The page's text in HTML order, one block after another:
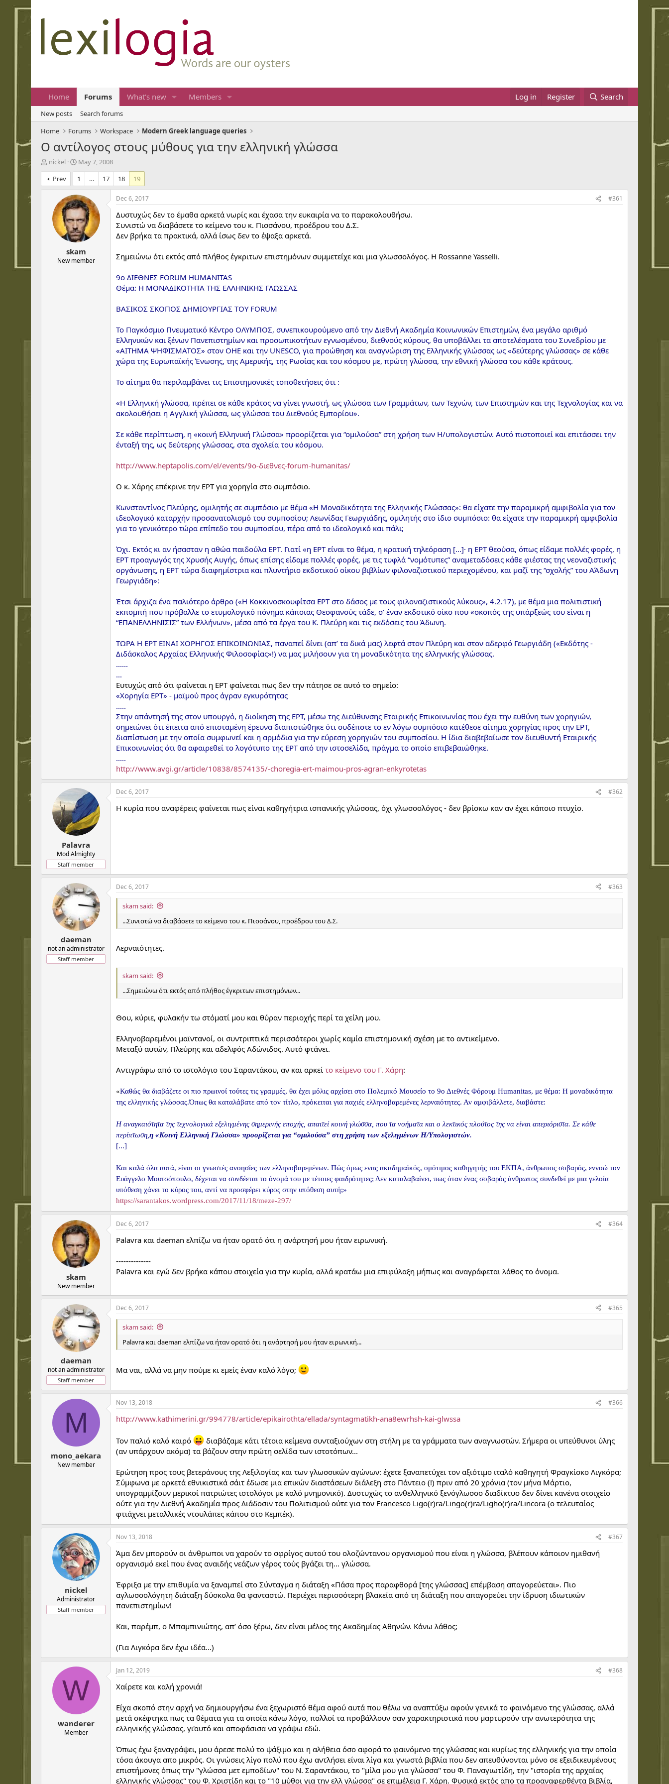
Home Forums What's new Members Log in Register Search
New posts
Search forums
Home
Forums Workspace Modern Greek language queries
Ο αντίλογος στους μύθους για την ελληνική γλώσσα
T
h
r
e
nickel
S
t
a
r
t
d
a
t
e
May 7, 2008
Prev
1 … 17 18 19
skam
New member
Dec 6, 2017 #361
Δυστυχώς δεν το έμαθα αρκετά νωρίς και έχασα την ευκαιρία να το παρακολουθήσω.
Συνιστώ να διαβάσετε το κείμενο του κ. Πισσάνου, προέδρου του Δ.Σ.
Δεν βρήκα τα πρακτικά, αλλά ίσως δεν το έψαξα αρκετά.
Σημειώνω ότι εκτός από πλήθος έγκριτων επιστημόνων συμμετείχε και μια γλωσσολόγος. Η Rossanne Yasselli.
9ο ΔΙΕΘΝΕΣ FORUM HUMANITAS
Θέμα: Η ΜΟΝΑΔΙΚΟΤΗΤΑ ΤΗΣ ΕΛΛΗΝΙΚΗΣ ΓΛΩΣΣΑΣ
ΒΑΣΙΚΟΣ ΣΚΟΠΟΣ ΔΗΜΙΟΥΡΓΙΑΣ ΤΟΥ FORUM
Το Παγκόσμιο Πνευματικό Κέντρο ΟΛΥΜΠΟΣ, συνεπικουρούμενο από την Διεθνή Ακαδημία Κοινωνικών Επιστημών, ένα μεγάλο αριθμό
Ελληνικών και ξένων Πανεπιστημίων και προσωπικοτήτων εγνωσμένου, διεθνούς κύρους, θα υποβάλλει τα αποτελέσματα του Συνεδρίου με
«ΑΙΤΗΜΑ ΨΗΦΙΣΜΑΤΟΣ» στον ΟΗΕ και την UNESCO, για προώθηση και αναγνώριση της Ελληνικής γλώσσας ως «δεύτερης γλώσσας» σε κάθε
χώρα της Ευρωπαϊκής Ένωσης, της Αμερικής, της Ρωσίας και του κόσμου με, πρώτη γλώσσα, την εθνική γλώσσα του κάθε κράτους.
Το αίτημα θα περιλαμβάνει τις Επιστημονικές τοποθετήσεις ότι :
«Η Ελληνική γλώσσα, πρέπει σε κάθε κράτος να γίνει γνωστή, ως γλώσσα των Γραμμάτων, των Τεχνών, των Επιστημών και της Τεχνολογίας και να
ακολουθήσει η Αγγλική γλώσσα, ως γλώσσα του Διεθνούς Εμπορίου».
Σε κάθε περίπτωση, η «κοινή Ελληνική Γλώσσα» προορίζεται για “ομιλούσα” στη χρήση των Η/υπολογιστών. Αυτό πιστοποιεί και επιτάσσει την
ένταξή της, ως δεύτερης γλώσσας, στα σχολεία του κόσμου.
http://www.heptapolis.com/el/events/9ο-διεθνες-forum-humanitas/
Ο κ. Χάρης επέκρινε την ΕΡΤ για χορηγία στο συμπόσιο.
Κωνσταντίνος Πλεύρης, ομιλητής σε συμπόσιο με θέμα «Η Μοναδικότητα της Ελληνικής Γλώσσας»: θα είχατε την παραμικρή αμφιβολία για τον
ιδεολογικό καταρχήν προσανατολισμό του συμποσίου; Λεωνίδας Γεωργιάδης, ομιλητής στο ίδιο συμπόσιο: θα είχατε την παραμικρή αμφιβολία
για το γενικότερο τώρα επίπεδο του συμποσίου, πέρα από το ιδεολογικό και πάλι;
Όχι. Εκτός κι αν ήσασταν η αθώα παιδούλα ΕΡΤ. Γιατί «η ΕΡΤ είναι το θέμα, η κρατική τηλεόραση [...]· η ΕΡΤ θεούσα, όπως είδαμε πολλές φορές, η
ΕΡΤ προαγωγός της Χρυσής Αυγής, όπως επίσης είδαμε πολλές φορές, με τις τυφλά “νομότυπες” αναμεταδόσεις κάθε φιέστας της νεοναζιστικής
οργάνωσης, η ΕΡΤ τώρα διαφημίστρια και πλυντήριο εκδοτικού οίκου βιβλίων φιλοναζιστικού περιεχομένου, και μαζί της “σχολής” του ΑΆδωνη
Γεωργιάδη»:
Έτσι άρχιζα ένα παλιότερο άρθρο («Η Κοκκινοσκουφίτσα ΕΡΤ στο δάσος με τους φιλοναζιστικούς λύκους», 4.2.17), με θέμα μια πολιτιστική
εκπομπή που πρόβαλλε το ετυμολογικό πόνημα κάποιας Θεοφανούς τάδε, σ’ έναν εκδοτικό οίκο που «σκοπός της υπάρξεώς του είναι η
“ΕΠΑΝΕΛΛΗΝΙΣΙΣ” των Ελλήνων», μέσα από τα έργα του Κ. Πλεύρη και τις εκδόσεις του Άδωνη.
ΤΩΡΑ Η ΕΡΤ ΕΙΝΑΙ ΧΟΡΗΓΟΣ ΕΠΙΚΟΙΝΩΝΙΑΣ, παναπεί δίνει (απ’ τα δικά μας) λεφτά στον Πλεύρη και στον αδερφό Γεωργιάδη («Εκδότης -
Διδάσκαλος Αρχαίας Ελληνικής Φιλοσοφίας»!) να μας μιλήσουν για τη μοναδικότητα της ελληνικής γλώσσας.
......
...
Ευτυχώς από ότι φαίνεται η ΕΡΤ φαίνεται πως δεν την πάτησε σε αυτό το σημείο:
«Χορηγία ΕΡΤ» - μαϊμού προς άγραν εγκυρότητας
.....
Στην απάντησή της στον υπουργό, η διοίκηση της ΕΡΤ, μέσω της Διεύθυνσης Εταιρικής Επικοινωνίας που έχει την ευθύνη των χορηγιών,
σημειώνει ότι έπειτα από επισταμένη έρευνα διαπιστώθηκε ότι ουδέποτε το εν λόγω συμπόσιο κατέθεσε αίτημα χορηγίας προς την ΕΡΤ,
διαπίστωση με την οποία συμφωνεί και η αρμόδια για την εύρεση χορηγιών του συμποσίου. Η ίδια διαβεβαίωσε τον διευθυντή Εταιρικής
Επικοινωνίας ότι θα αφαιρεθεί το λογότυπο της ΕΡΤ από την ιστοσελίδα, πράγμα το οποίο επιβεβαιώθηκε.
.....
http://www.avgi.gr/article/10838/8574135/-choregia-ert-maimou-pros-agran-enkyrotetas
Palavra
Mod Almighty
Staff member
Dec 6, 2017 #362
Η κυρία που αναφέρεις φαίνεται πως είναι καθηγήτρια ισπανικής γλώσσας, όχι γλωσσολόγος - δεν βρίσκω καν αν έχει κάποιο πτυχίο.
daeman
not an administrator
Staff member
Dec 6, 2017 #363
skam said:
...Συνιστώ να διαβάσετε το κείμενο του κ. Πισσάνου, προέδρου του Δ.Σ.
Λερναιότητες.
skam said:
...Σημειώνω ότι εκτός από πλήθος έγκριτων επιστημόνων...
Θου, κύριε, φυλακήν τω στόματί μου και θύραν περιοχής περί τα χείλη μου.
Ελληνοβαρεμένοι μαϊντανοί, οι συντριπτικά περισσότεροι χωρίς καμία επιστημονική σχέση με το αντικείμενο.
Μεταξύ αυτών, Πλεύρης και αδελφός Αδώνιδος. Αυτό φτάνει.
Αντιγράφω από το ιστολόγιο του Σαραντάκου, αν και αρκεί το κείμενο του Γ. Χάρη:
«Καθώς θα διαβάζετε οι πιο πρωινοί τούτες τις γραμμές, θα έχει μόλις αρχίσει στο Πολεμικό Μουσείο το 9ο Διεθνές Φόρουμ Humanitas, με θέμα: Η μοναδικότητα
της ελληνικής γλώσσας.Όπως θα καταλάβατε από τον τίτλο, πρόκειται για παχιές ελληνοβαρεμένες λερναιότητες. Αν αμφιβάλλετε, διαβάστε:
Η αναγκαιότητα της τεχνολογικά εξελιγμένης σημερινής εποχής, απαιτεί κοινή γλώσσα, που τα νοήματα και ο λεκτικός πλούτος της να είναι απεριόριστα. Σε κάθε
περίπτωση, η «Κοινή Ελληνική Γλώσσα» προορίζεται για “ομιλούσα” στη χρήση των εξελιγμένων Η/Υπολογιστών.
[...]
Και καλά όλα αυτά, είναι οι γνωστές ανοησίες των ελληνοβαρεμένων. Πώς όμως ενας ακαδημαϊκός, ομότιμος καθηγητής του ΕΚΠΑ, άνθρωπος σοβαρός, εννοώ τον
Ευάγγελο Μουτσόπουλο, δέχεται να συνδέεται το όνομά του με τέτοιες φαιδρότητες; Δεν καταλαβαίνει, πως όταν ένας σοβαρός άνθρωπος συνδεθεί με μια γελοία
υπόθεση χάνει το κύρος του, αντί να προσφέρει κύρος στην υπόθεση αυτή;»
https://sarantakos.wordpress.com/2017/11/18/meze-297/
skam
New member
Dec 6, 2017 #364
Palavra και daeman ελπίζω να ήταν ορατό ότι η ανάρτησή μου ήταν ειρωνική.
--------------
Palavra και εγώ δεν βρήκα κάπου στοιχεία για την κυρία, αλλά κρατάω μια επιφύλαξη μήπως και αναγράφεται λάθος το όνομα.
daeman
not an administrator
Staff member
Dec 6, 2017 #365
skam said:
Palavra και daeman ελπίζω να ήταν ορατό ότι η ανάρτησή μου ήταν ειρωνική...
Μα ναι, αλλά να μην πούμε κι εμείς έναν καλό λόγο;
M
mono_aekara
New member
Nov 13, 2018 #366
http://www.kathimerini.gr/994778/article/epikairothta/ellada/syntagmatikh-ana8ewrhsh-kai-glwssa
Τον παλιό καλό καιρό
διαβάζαμε κάτι τέτοια κείμενα συνταξιούχων στη στήλη με τα γράμματα των αναγνωστών. Σήμερα οι υπεύθυνοι ύλης
(αν υπάρχουν ακόμα) τα βάζουν στην πρώτη σελίδα των ιστοτόπων...
Ερώτηση προς τους βετεράνους της Λεξιλογίας και των γλωσσικών αγώνων: έχετε ξαναπετύχει τον αξιότιμο ιταλό καθηγητή Φραγκίσκο Λιγκόρα;
Σύμφωνα με αρκετά εθνικιστικά σάιτ έδωσε μια επικών διαστάσεων διάλεξη στο Πάντειο (!) πριν από 20 χρόνια (τον μήνα Μάρτιο,
υπογραμμίζουν μερικοί πατριώτες ιστολόγοι με καλό μνημονικό). Δυστυχώς το ανθελληνικό ξενόγλωσσο διαδίκτυο δεν δίνει κανένα στοιχείο
ούτε για την Διεθνή Ακαδημία προς Διάδοσιν του Πολιτισμού ούτε για τον Francesco Ligo(r)ra/Lingo(r)ra/Ligho(r)ra/Lincora (ο τελευταίος
φτιάχνει μεταλλικές ντουλάπες κάπου στο Κεμπέκ).
nickel
Administrator
Staff member
Nov 13, 2018 #367
Άμα δεν μπορούν οι άνθρωποι να χαρούν το σφρίγος αυτού του ολοζώντανου οργανισμού που είναι η γλώσσα, βλέπουν κάποιον ημιθανή
οργανισμό εκεί που ένας αναιδής νεάζων γέρος τούς βγάζει τη… γλώσσα.
Έφριξα με την επιθυμία να ξαναμπεί στο Σύνταγμα η διάταξη «Πάσα προς παραφθορά [της γλώσσας] επέμβαση απαγορεύεται». Πιο
αγλωσσολόγητη διάταξη δύσκολα θα φανταστώ. Περιέχει περισσότερη βλακεία από τη διάταξη που απαγορεύει την ίδρυση ιδιωτικών
πανεπιστημίων!
Και, παρέμπ, ο Μπαμπινιώτης, απ’ όσο ξέρω, δεν είναι μέλος της Ακαδημίας Αθηνών. Κάνω λάθος;
(Για Λιγκόρα δεν έχω ιδέα…)
W
wanderer
Member
Jan 12, 2019 #368
Χαίρετε και καλή χρονιά!
Είχα σκοπό στην αρχή να δημιουργήσω ένα ξεχωριστό θέμα αφού αυτά που θέλω να αναπτύξω αφούν γενικά το φαινόμενο της γλώσσας, αλλά
μετά σκέφτηκα πως τα θέματα για τα οποία κάνω λόγο, πολλοί τα προβάλλουν σαν χαρακτηριστικά που μαρτυρούν την ανωτερότητα της
ελληνικής γλώσσας, γι'αυτό και αποφάσισα να γράψω εδώ.
Όπως έχω ξαναγράψει, μου άρεσε πολύ το ψάξιμο και η αλήθεια όσο αφορά το φαινόμενο της γλώσσας και κυρίως της ελληνικής για την οποία
τόσα άκουγα απο μικρός. Οι γνώσεις λίγο πολύ που έχω αντλήσει είναι λίγα και γνωστά βιβλία που δεν απευθύνονται μόνο σε εξειδικευμένους
επιστήμονες όπως την "γλώσσα μετ εμποδίων" του Ν. Σαραντάκου, το "μίλα μου για γλώσσα" του Φ. Παναγιωτίδη, την "ιστορία της αρχαίας
ελληνικής γλώσσας" του Φ. Χριστίδη και το "10 μύθοι για την ελλ γλώσσα" σε επιμέλεια Γ. Χάρη. Φυσικά εκτός απο τα προαναφερθέντα βιβλία,